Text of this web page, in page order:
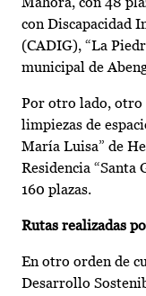
con Discapacidad
(CADIG), “La
municipal de
Por otro lado, otro
limpiezas de
María Luisa” de
Residencia “Santa
160 plazas.
Rutas realizadas
En otro orden de
Desarrollo